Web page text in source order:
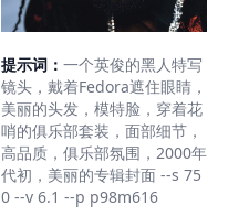
提示词： 一个英俊的黑人特写
镜头，戴着Fedora遮住眼睛，
美丽的头发，模特脸，穿着花
哨的俱乐部套装，面部细节，
高品质，俱乐部氛围，2000年
代初，美丽的专辑封面 --s 75
0 --v 6.1 --p p98m616